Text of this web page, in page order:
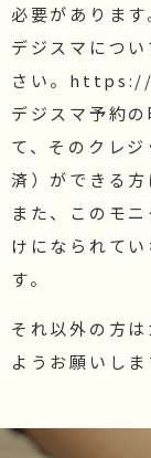
必要があります
デジスマにつ
さい。
デジスマ予約
て、そのクレ
済）ができる方
また、このモ
けになられて
す。
それ以外の方
ようお願いしま